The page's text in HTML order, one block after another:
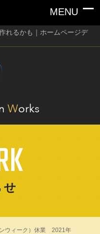
れるかも｜ホームページデ
せ
ウィーク）休業 2021年